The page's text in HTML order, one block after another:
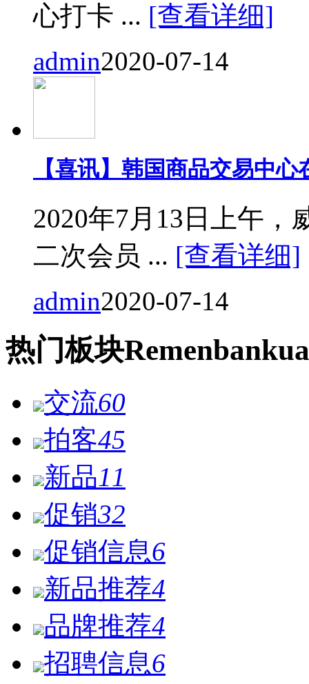
心打卡 ... [查看详细]
admin2020-07-14
【喜讯】韩国商品交易中
2020年7月13日上午，
二次会员 ... [查看详细]
admin2020-07-14
热门板块Remen
交流60
拍客45
新品11
促销32
促销信息6
新品推荐4
品牌推荐4
招聘信息6